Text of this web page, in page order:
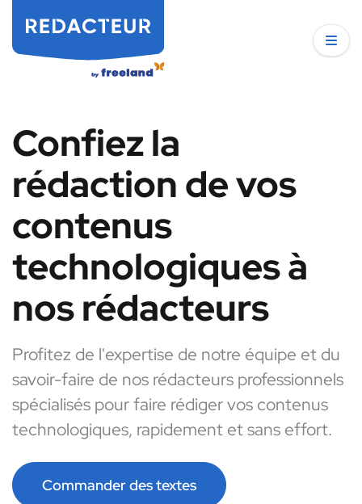
Confiez la
rédaction de vos
contenus
technologiques à
nos rédacteurs
Profitez de l'expertise de notre équipe et du
savoir-faire de nos rédacteurs professionnels
spécialisés pour faire rédiger vos contenus
technologiques, rapidement et sans effort.
Commander des textes